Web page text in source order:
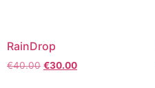
RainDrop
€40.00 €30.00